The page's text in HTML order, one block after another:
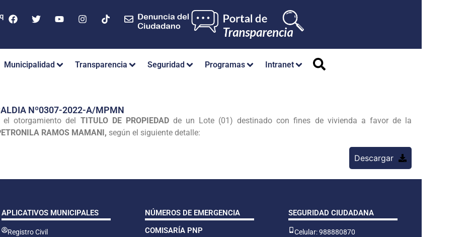
Municipalidad Transparencia Seguridad Programas Intranet
Nº0307-2022-A/MPMN
el otorgamiento del TITULO DE PROPIEDADde un Lote (01) destinado con fines de vivienda a favor de la
RAMOS MAMANI, según el siguiente detalle:
Descargar
APLICATIVOS MUNICIPALES
Registro Civil
NÚMEROS DE EMERGENCIA
COMISARÍA PNP
SEGURIDAD CIUDADANA
Celular: 988880870